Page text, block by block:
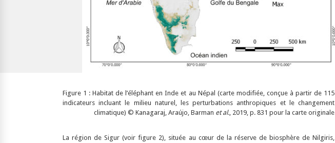
Figure 1 : Habitat de l’éléphant en Inde et au Népal (carte modifiée, conçue à partir de 115
indicateurs incluant le milieu naturel, les perturbations anthropiques et le changement
climatique) © Kanagaraj, Araújo, Barman et al., 2019, p. 831 pour la carte originale
La région de Sigur (voir figure 2), située au cœur de la réserve de biosphère de Nilgiris,